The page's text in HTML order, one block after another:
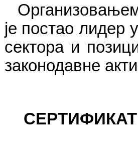
је постао лидер
сектора и
законодавне